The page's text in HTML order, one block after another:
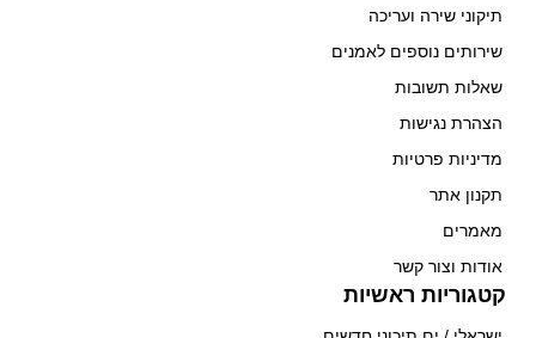
תיקוני שירה ועריכה
שירותים נוספים לאמנים
שאלות תשובות
הצהרת נגישות
מדיניות פרטיות
תקנון אתר
מאמרים
אודות וצור קשר
קטגוריות ראשיות